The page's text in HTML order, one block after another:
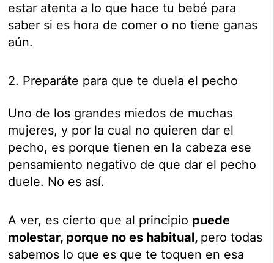
estar atenta a lo que hace tu bebé para
saber si es hora de comer o no tiene ganas
aún.
2. Preparáte para que te duela el pecho
Uno de los grandes miedos de muchas
mujeres, y por la cual no quieren dar el
pecho, es porque tienen en la cabeza ese
pensamiento negativo de que dar el pecho
duele. No es así.
A ver, es cierto que al principio puede
molestar, porque no es habitual, pero todas
sabemos lo que es que te toquen en esa